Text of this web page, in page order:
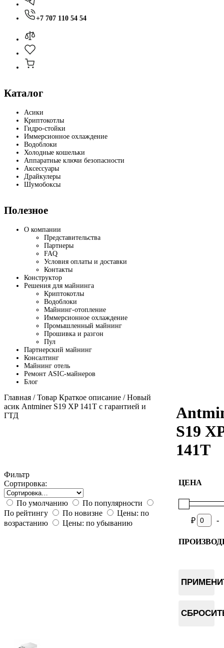
+7 707 110 54 54
Каталог
Асики
Криптокотлы
Гидро-стойки
Иммерсионное охлаждение
Водоблоки
Холодные кошельки
Аппаратные ключи безопасности
Аксессуары
Драйкулеры
Шумобоксы
Полезное
О компании
Представительства
Партнеры
FAQ
Условия оплаты и доставки
Контакты
Конструктор
Решения для майнинга
Криптокотлы
Водоблоки
Майнинг-отопление
Иммерсионное охлаждение
Промышленный майнинг
Прошивка и разгон
Пул
Партнерский майнинг
Консалтинг
Майнинг отель
Ремонт ASIC-майнеров
Блог
Главная / Товар Краткое описание / Новый
асик Antminer S19 XP 141T с гарантией и
ГТД
S19
141T
Фильтр
Сортировка:
По умолчанию
По популярности
По рейтингу
По новизне
Цены: по
возрастанию
Цены: по убыванию
ЦЕНА
₽ -